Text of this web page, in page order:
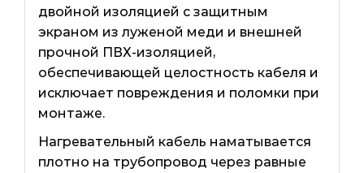
двойной изоляцией с защитным
экраном из луженой меди и внешней
прочной ПВХ-изоляцией,
обеспечивающей целостность кабеля и
исключает повреждения и поломки при
монтаже.
Нагревательный кабель наматывается
плотно на трубопровод через равные